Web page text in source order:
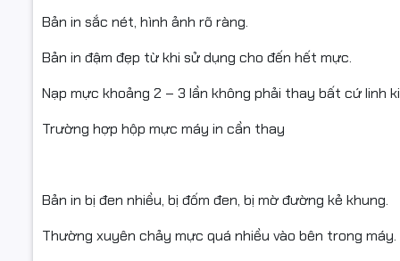
Bản in sắc nét, hình ảnh rõ ràng.
Bản in đậm đẹp từ khi sử dụng cho đến hết mực.
Nạp mực khoảng 2 – 3 lần không phải thay bất cứ linh
Trường hợp hộp mực máy in cần thay
Bản in bị đen nhiều, bị đốm đen, bị mờ đường kẻ khung.
Thường xuyên chảy mực quá nhiều vào bên trong máy.
sỉ cho